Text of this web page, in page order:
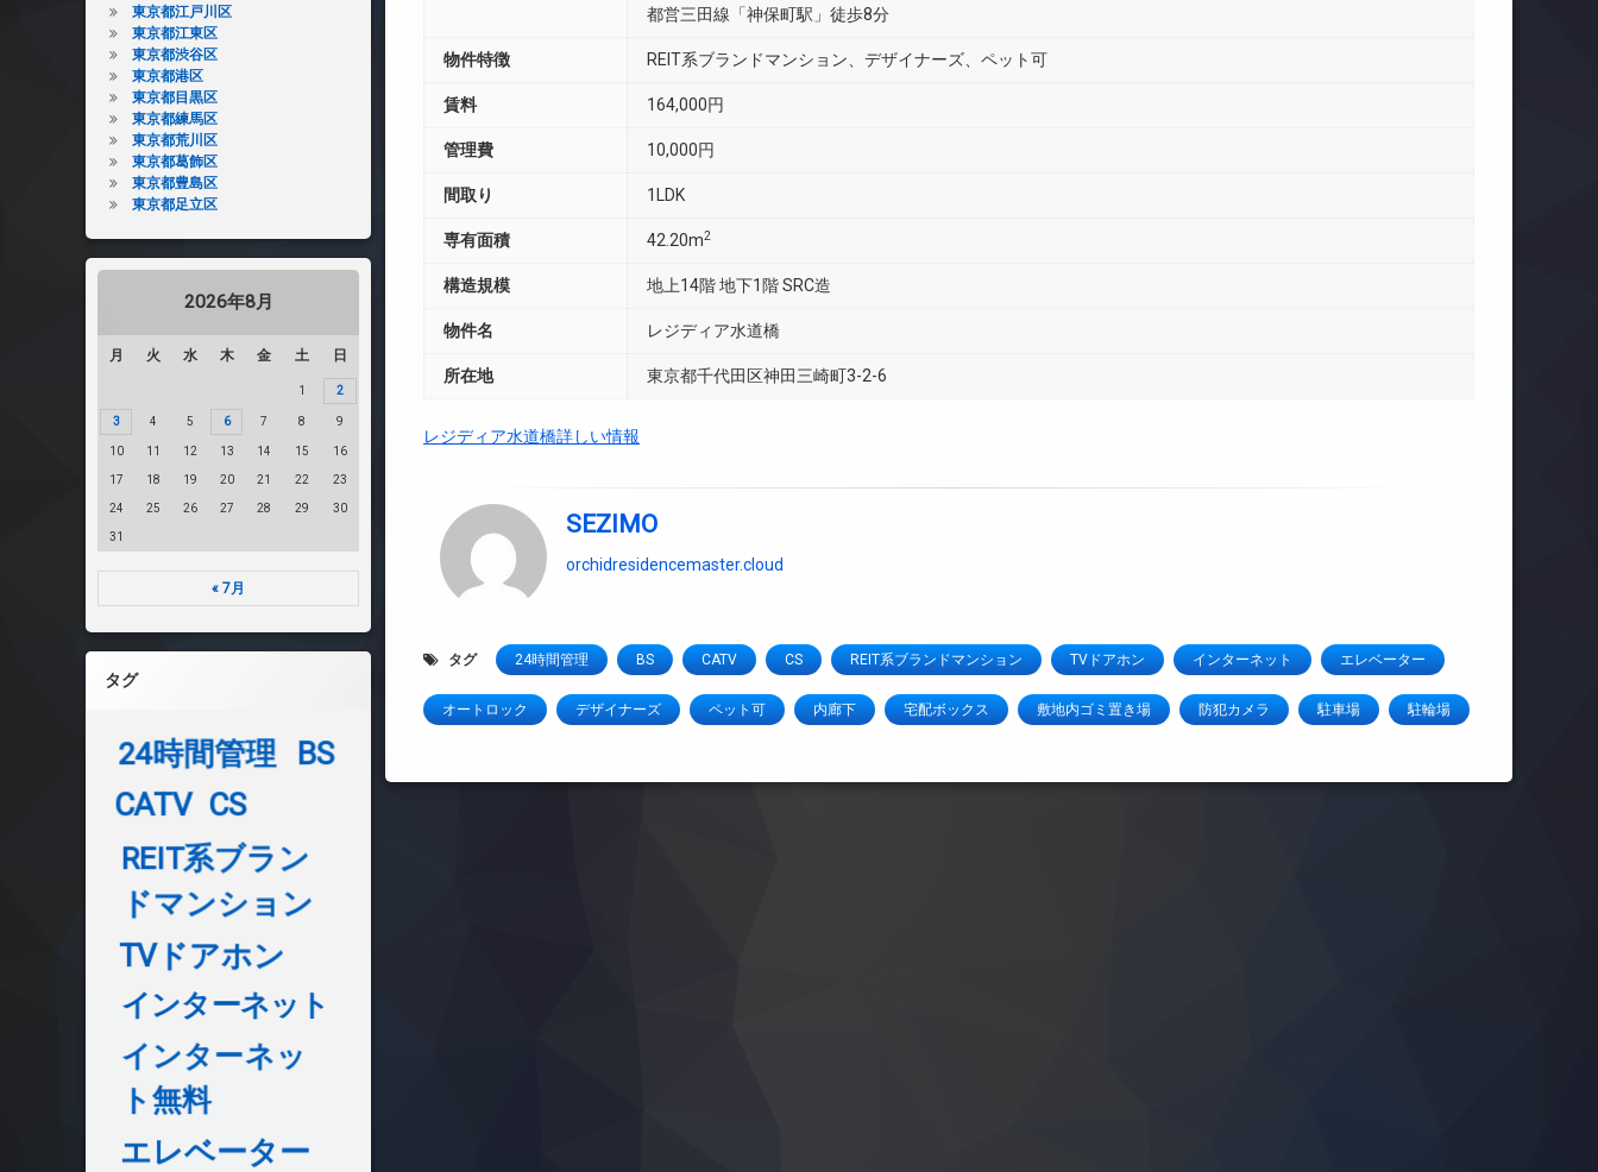
都営三田線「神保町駅」徒歩8分
物件特徴 REIT系ブランドマンション、デザイナーズ、ペット可
賃料 164,000円
管理費 10,000円
間取り 1LDK
専有面積 42.20m2
構造規模 地上14階 地下1階 SRC造
物件名 レジディア水道橋
所在地 東京都千代田区神田三崎町3-2-6
レジディア水道橋詳しい情報
SEZIMO
orchidresidencemaster.cloud
タグ 24時間管理 BS CATV CS REIT系ブランドマンション TVドアホン インターネット エレベーター
オートロック デザイナーズ ペット可 内廊下 宅配ボックス 敷地内ゴミ置き場 防犯カメラ 駐車場 駐輪場
東京都江戸川区
東京都江東区
東京都渋谷区
東京都港区
東京都目黒区
東京都練馬区
東京都荒川区
東京都葛飾区
東京都豊島区
東京都足立区
2026年8月
月 火 水 木 金 土 日
1 2
3 4 5 6 7 8 9
10 11 12 13 14 15 16
17 18 19 20 21 22 23
24 25 26 27 28 29 30
31
« 7月
タグ
24時間管理
BS
CATV CS
REIT系ブラン
ドマンション
TVドアホン
インターネット
インターネッ
ト無料
エレベーター